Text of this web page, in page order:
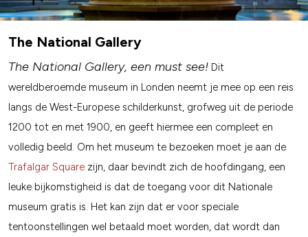
The National Gallery
The National Gallery, een must see! Dit
wereldberoemde museum in Londen neemt je mee op een reis
langs de West-Europese schilderkunst, grofweg uit de periode
1200 tot en met 1900, en geeft hiermee een compleet en
volledig beeld. Om het museum te bezoeken moet je aan de
Trafalgar Square zijn, daar bevindt zich de hoofdingang, een
leuke bijkomstigheid is dat de toegang voor dit Nationale
museum gratis is. Het kan zijn dat er voor speciale
tentoonstellingen wel betaald moet worden, dat wordt dan